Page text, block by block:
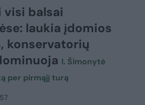
balsai
laukia įdomios
konservatorių
I. Šimonytė
per pirmąjį turą